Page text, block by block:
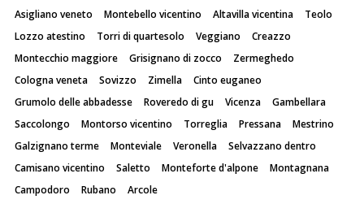
Asigliano veneto
Montebello vicentino Altavilla vicentina
Teolo
Lozzo atestino
Torri di quartesolo Veggiano
Creazzo
Montecchio maggiore
Grisignano di zocco
Zermeghedo
Cologna veneta
Sovizzo Zimella
Cinto euganeo
Grumolo delle abbadesse
Roveredo di gu Vicenza
Gambellara
Saccolongo
Montorso vicentino Torreglia Pressana
Mestrino
Galzignano terme
Monteviale Veronella
Selvazzano dentro
Camisano vicentino
Saletto Monteforte d'alpone
Montagnana
Campodoro
Rubano Arcole